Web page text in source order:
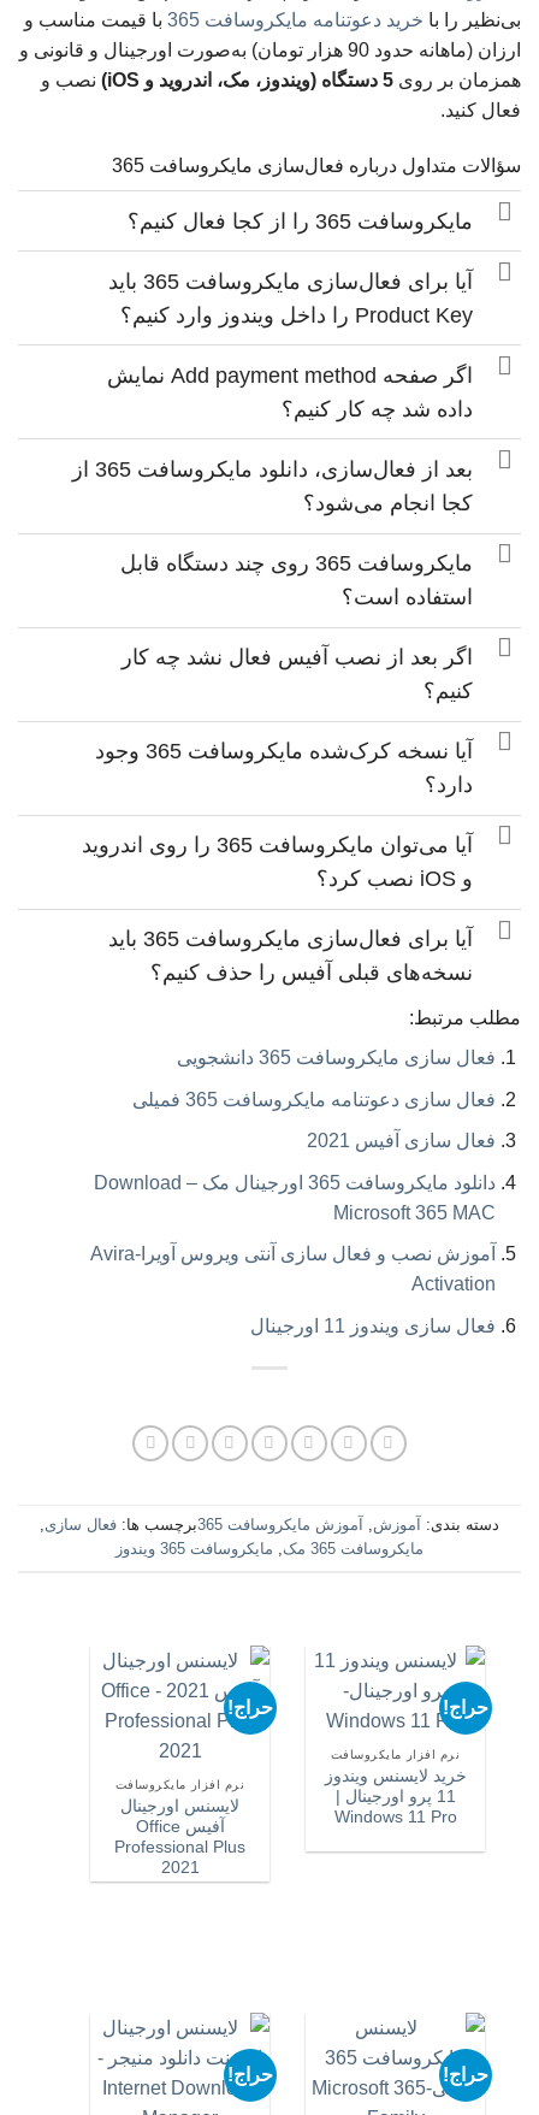
بی‌نظیر را با خرید دعوتنامه مایکروسافت 365
با قیمت مناسب و
ارزان (ماهانه حدود 90 هزار تومان) به‌صورت اورجینال و قانونی و
همزمان بر روی 5 دستگاه (ویندوز، مک، اندروید و iOS)
نصب و
فعال کنید.
سؤالات متداول درباره فعال‌سازی مایکروسافت 365
مایکروسافت 365 را از کجا فعال کنیم؟
آیا برای فعال‌سازی مایکروسافت 365 باید
Product Key را داخل ویندوز وارد کنیم؟
اگر صفحه Add payment method نمایش
داده شد چه کار کنیم؟
بعد از فعال‌سازی، دانلود مایکروسافت 365 از
کجا انجام می‌شود؟
مایکروسافت 365 روی چند دستگاه قابل
استفاده است؟
اگر بعد از نصب آفیس فعال نشد چه کار
کنیم؟
آیا نسخه کرک‌شده مایکروسافت 365 وجود
دارد؟
آیا می‌توان مایکروسافت 365 را روی اندروید
و iOS نصب کرد؟
آیا برای فعال‌سازی مایکروسافت 365 باید
نسخه‌های قبلی آفیس را حذف کنیم؟
مطلب مرتبط:
فعال سازی مایکروسافت 365 دانشجویی
فعال سازی دعوتنامه مایکروسافت 365 فمیلی
فعال سازی آفیس 2021
دانلود مایکروسافت 365 اورجینال مک – Download
Microsoft 365 MAC
آموزش نصب و فعال سازی آنتی ویروس آویرا-Avira
Activation
فعال سازی ویندوز 11 اورجینال
دسته بندی: آموزش, آموزش مایکروسافت 365 برچسب ها: فعال سازی,
مایکروسافت 365 مک
, مایکروسافت 365 ویندوز
حراج!
نرم افزار مایکروسافت
خرید لایسنس ویندوز
11 پرو اورجینال |
Windows 11 Pro
حراج!
نرم افزار مایکروسافت
لایسنس اورجینال
آفیس Office
Professional Plus
2021
حراج! حراج!